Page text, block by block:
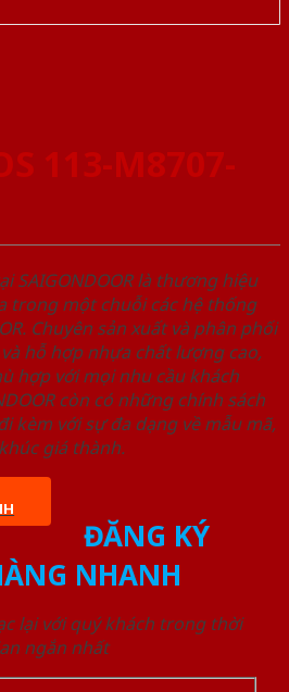
113-M8707-
SAIGONDOOR là thương hiệu
trong một chuỗi các hệ thống
Chuyên sản xuất và phân phối
hỗ hợp nhựa chất lượng cao,
hợp với mọi nhu cầu khách
còn có những chính sách
kèm với sự đa dạng về mẫu mã,
giá thành.
ĐĂNG KÝ
NHANH
lại với quý khách trong thời
ngắn nhất